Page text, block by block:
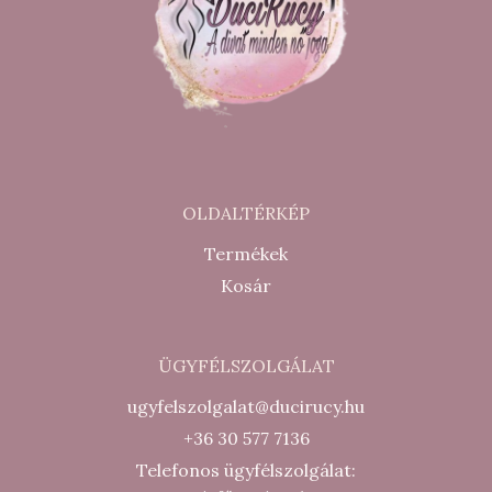
OLDALTÉRKÉP
Termékek
Kosár
ÜGYFÉLSZOLGÁLAT
ugyfelszolgalat@ducirucy.hu
+36 30 577 7136
Telefonos ügyfélszolgálat: